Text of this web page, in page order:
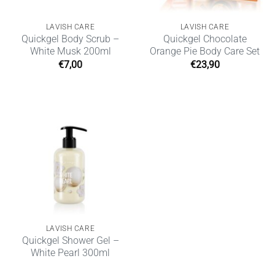
LAVISH CARE
Quickgel Body Scrub –
White Musk 200ml
€7,00
LAVISH CARE
Quickgel Chocolate
Orange Pie Body Care Set
€23,90
LAVISH CARE
Quickgel Shower Gel –
White Pearl 300ml